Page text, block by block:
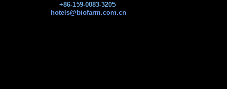
+86-159-0083-3205
hotels@biofarm.com.cn​